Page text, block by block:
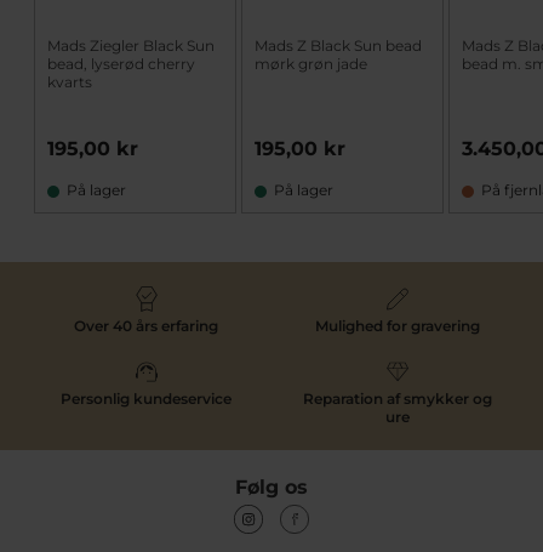
Mads Ziegler Black Sun
bead, lyserød cherry
kvarts
195,00 kr
På lager
Mads Z Black Sun bead
mørk grøn jade
195,00 kr
På lager
Mads Z
bead m.
På
Over 40 års erfaring Mulighed for gravering
Personlig kundeservice
Reparation af smykker og
ure
Følg os